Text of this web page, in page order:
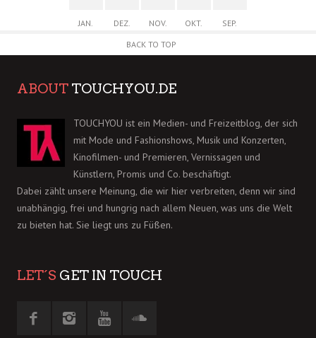
JAN. DEZ. NOV. OKT.
SEP.
BACK TO TOP
ABOUT TOUCHYOU.DE
TOUCHYOU ist ein Medien- und Freizeitblog, der sich
mit Mode und Fashionshows, Musik und Konzerten,
Kinofilmen- und Premieren, Vernissagen und
Künstlern, Promis und Co. beschäftigt.
Dabei zählt unsere Meinung, die wir hier verbreiten, denn wir sind
unabhängig, frei und hungrig nach allem Neuen, was uns die Welt
zu bieten hat. Sie liegt uns zu Füßen.
LET´S GET IN TOUCH